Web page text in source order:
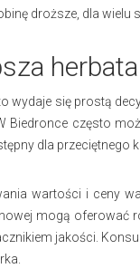
droższe, dla wielu
wydaje się prostą
Biedronce często
dla przeciętnego
wartości i ceny
mogą oferować
jakości.